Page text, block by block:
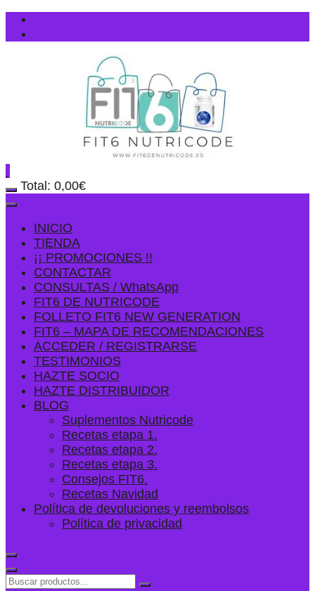
Total: 0,00€
INICIO
TIENDA
¡¡ PROMOCIONES !!
CONTACTAR
CONSULTAS / WhatsApp
FIT6 DE NUTRICODE
FOLLETO FIT6 NEW GENERATION
FIT6 – MAPA DE RECOMENDACIONES
ACCEDER / REGISTRARSE
TESTIMONIOS
HAZTE SOCIO
HAZTE DISTRIBUIDOR
BLOG
Suplementos Nutricode
Recetas etapa 1.
Recetas etapa 2.
Recetas etapa 3.
Consejos FIT6.
Recetas Navidad
Política de devoluciones y reembolsos
Política de privacidad